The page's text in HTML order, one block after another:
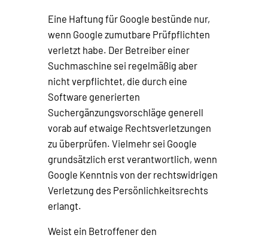
Eine Haftung für Google bestünde nur,
wenn Google zumutbare Prüfpflichten
verletzt habe. Der Betreiber einer
Suchmaschine sei regelmäßig aber
nicht verpflichtet, die durch eine
Software generierten
Suchergänzungsvorschläge generell
vorab auf etwaige Rechtsverletzungen
zu überprüfen. Vielmehr sei Google
grundsätzlich erst verantwortlich, wenn
Google Kenntnis von der rechtswidrigen
Verletzung des Persönlichkeitsrechts
erlangt.
Weist ein Betroffener den